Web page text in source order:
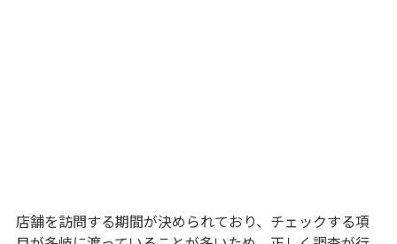
店舗を訪問する期間が決められており、チェックする項